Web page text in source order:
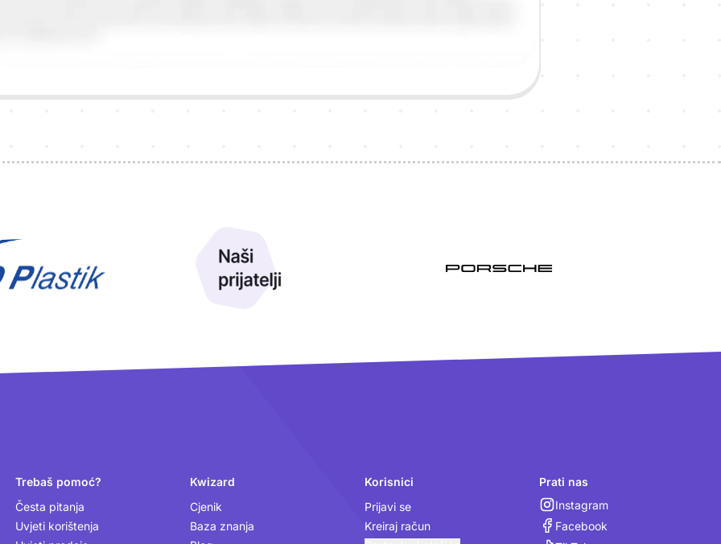
Trebaš pomoć?
Česta pitanja
Uvjeti korištenja
Kwizard
Cjenik
Baza znanja
Korisnici
Prijavi se
Kreiraj račun
Prati nas
Instagram
Facebook